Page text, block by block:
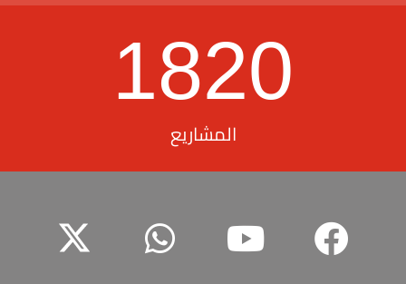
1820
المشاريع